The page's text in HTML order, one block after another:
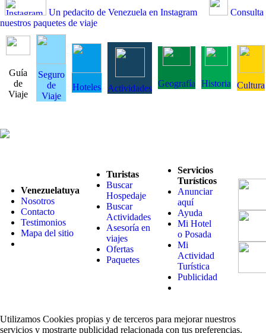
Un pedacito de Venezuela en Instagram
Consulta
nuestros paquetes de viaje
Guía
de
Viaje
Seguro
de
Viaje
Hoteles Actividades Geografía Historia Cultura
Venezuelatuya
Nosotros
Contacto
Testimonios
Mapa del sitio
Turistas
Buscar
Hospedaje
Buscar
Actividades
Asesoría en
viajes
Ofertas
Paquetes
Servicios
Turísticos
Anunciar
aquí
Ayuda
Mi Hotel
o Posada
Mi
Actividad
Turística
Publicidad
Utilizamos Cookies propias y de terceros para mejorar nuestros
servicios y mostrarte publicidad relacionada con tus preferencias.